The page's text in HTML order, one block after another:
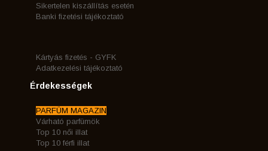
Sikertelen kiszállítás esetén
Banki fizetési tájékoztató
Kártyás fizetés - GYFK
Adatkezelési tájékoztató
Érdekességek
PARFÜM MAGAZIN
Várható parfümök
Top 10 női illat
Top 10 férfi illat